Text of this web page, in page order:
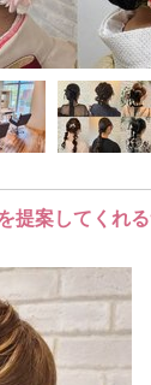
提案してくれ